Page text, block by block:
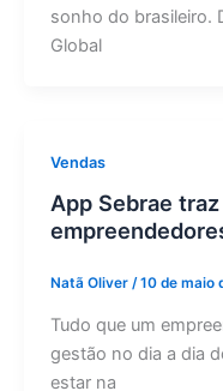
sonho do brasileiro.
Global
Vendas
App Sebrae
Natã Oliver /10 de maio
Tudo que um
gestão no dia a dia
estar na